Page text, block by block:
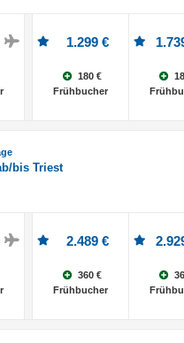
1.299 €
180 €
Frühbucher
bis Triest
2.489 €
360 €
Frühbucher